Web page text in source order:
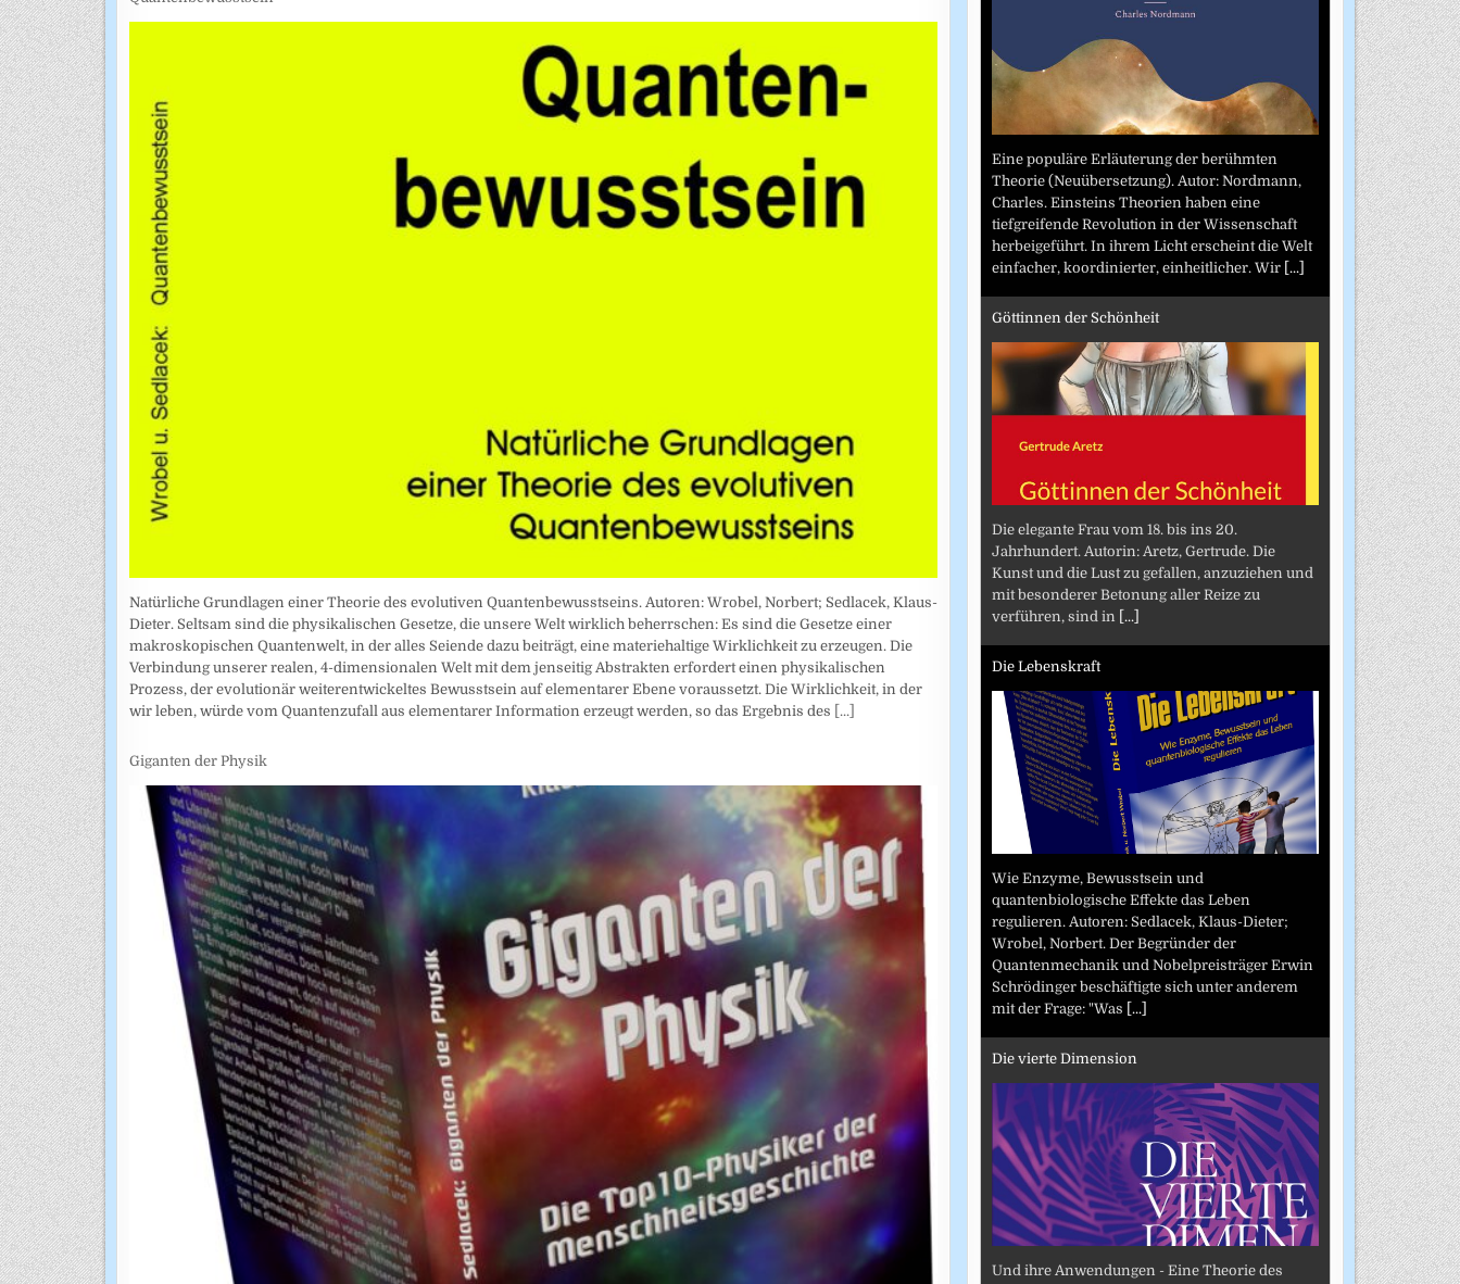
Natürliche Grundlagen einer Theorie des evolutiven Quantenbewusstseins. Autoren: Wrobel, Norbert; Sedlacek, Klaus-
Dieter. Seltsam sind die physikalischen Gesetze, die unsere Welt wirklich beherrschen: Es sind die Gesetze einer
makroskopischen Quantenwelt, in der alles Seiende dazu beiträgt, eine materiehaltige Wirklichkeit zu erzeugen. Die
Verbindung unserer realen, 4-dimensionalen Welt mit dem jenseitig Abstrakten erfordert einen physikalischen
Prozess, der evolutionär weiterentwickeltes Bewusstsein auf elementarer Ebene voraussetzt. Die Wirklichkeit, in der
wir leben, würde vom Quantenzufall aus elementarer Information erzeugt werden, so das Ergebnis des [...]
Giganten der Physik
Eine populäre Erläuterung der berühmten
Theorie (Neuübersetzung). Autor: Nordmann,
Charles. Einsteins Theorien haben eine
tiefgreifende Revolution in der Wissenschaft
herbeigeführt. In ihrem Licht erscheint die Welt
einfacher, koordinierter, einheitlicher. Wir [...]
Göttinnen der Schönheit
Die elegante Frau vom 18. bis ins 20.
Jahrhundert. Autorin: Aretz, Gertrude. Die
Kunst und die Lust zu gefallen, anzuziehen und
mit besonderer Betonung aller Reize zu
verführen, sind in [...]
Die Lebenskraft
Wie Enzyme, Bewusstsein und
quantenbiologische Effekte das Leben
regulieren. Autoren: Sedlacek, Klaus-Dieter;
Wrobel, Norbert. Der Begründer der
Quantenmechanik und Nobelpreisträger Erwin
Schrödinger beschäftigte sich unter anderem
mit der Frage: "Was [...]
Die vierte Dimension
Und ihre Anwendungen - Eine Theorie des